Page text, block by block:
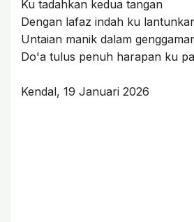
Ku tadahkan kedua tangan
Dengan lafaz indah ku
Untaian manik dalam
Do'a tulus penuh harapan ku
Kendal, 19 Januari 2026